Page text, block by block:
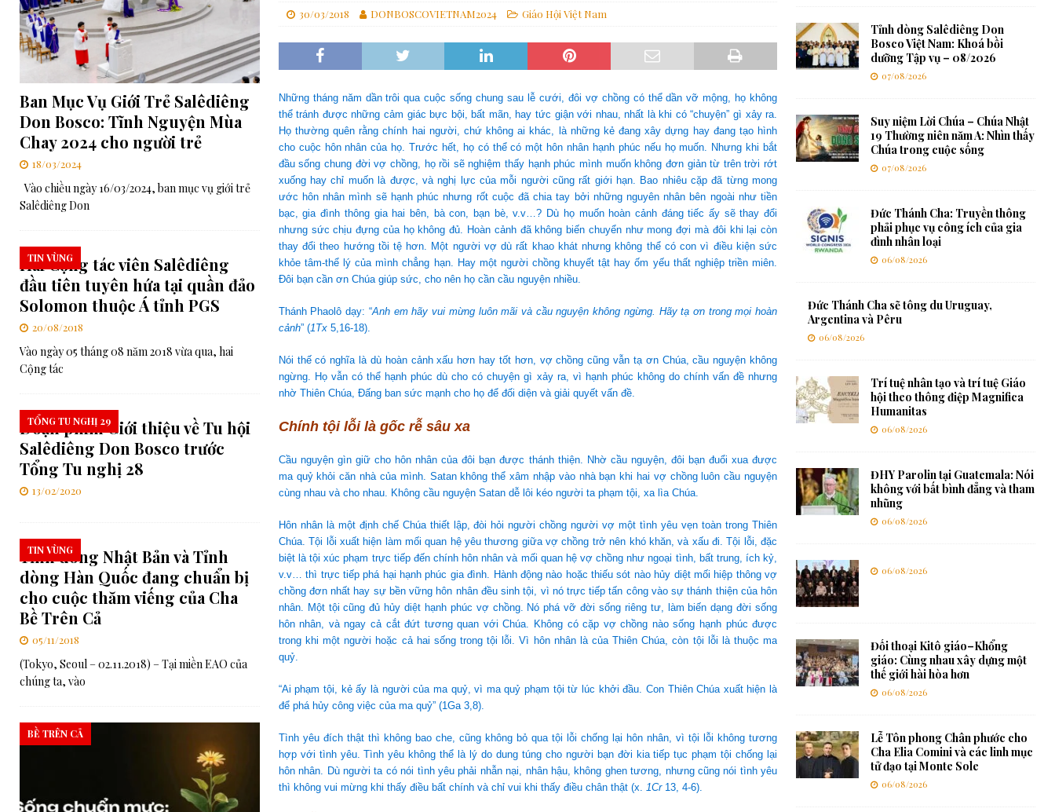
[ 06/08/2026 ] Đối thoại Kitô giáo–Khổng giáo: Cùng nhau xây dựng một thế giới hài hòa hơn GIÁO HỘI
[ 06/08/2026 ] Lễ Tôn phong Chân phước cho Cha Elia Comini và các linh mục tử đạo tại Monte Sole TIN SDB
[ 07/08/2026 ] RMG – Công Báo Ban Tổng Cố Vấn Số 448: Những Gợi Ý Của Cha Bề Trên Cả Về Việc “Suy Nghĩ Theo Thánh ý Của Thiên
Chúa” TRUNG ƯƠNG
30/03/2018 DONBOSCOVIETNAM2024 Giáo Hội Việt Nam
Những tháng năm dần trôi qua cuộc sống chung sau lễ cưới, đôi vợ chồng có thể dần vỡ mộng, họ không
thể tránh được những cảm giác bực bội, bất mãn, hay tức giận với nhau, nhất là khi có “chuyện” gì xảy ra.
Họ thường quên rằng chính hai người, chứ không ai khác, là những kẻ đang xây dựng hay đang tạo hình
cho cuộc hôn nhân của họ. Trước hết, họ có thể có một hôn nhân hạnh phúc nếu họ muốn. Nhưng khi bắt
đầu sống chung đời vợ chồng, họ rồi sẽ nghiệm thấy hạnh phúc mình muốn không đơn giản từ trên trời rớt
xuống hay chỉ muốn là được, và nghị lực của mỗi người cũng rất giới hạn. Bao nhiêu cặp đã từng mong
ước hôn nhân mình sẽ hạnh phúc nhưng rốt cuộc đã chia tay bởi những nguyên nhân bên ngoài như tiền
bạc, gia đình thông gia hai bên, bà con, bạn bè, v.v…? Dù họ muốn hoàn cảnh đáng tiếc ấy sẽ thay đổi
nhưng sức chịu đựng của họ không đủ. Hoàn cảnh đã không biến chuyển như mong đợi mà đôi khi lại còn
thay đổi theo hướng tồi tệ hơn. Một người vợ dù rất khao khát nhưng không thể có con vì điều kiện sức
khỏe tâm-thể lý của mình chẳng hạn. Hay một người chồng khuyết tật hay ốm yếu thất nghiệp triền miên.
Đôi bạn cần ơn Chúa giúp sức, cho nên họ cần cầu nguyện nhiều.
Thánh Phaolô dạy: “Anh em hãy vui mừng luôn mãi và cầu nguyện không ngừng. Hãy tạ ơn trong mọi hoàn
cảnh” (1Tx5,16-18).
Nói thế có nghĩa là dù hoàn cảnh xấu hơn hay tốt hơn, vợ chồng cũng vẫn tạ ơn Chúa, cầu nguyện không
ngừng. Họ vẫn có thể hạnh phúc dù cho có chuyện gì xảy ra, vì hạnh phúc không do chính vấn đề nhưng
nhờ Thiên Chúa, Đấng ban sức mạnh cho họ để đối diện và giải quyết vấn đề.
Chính tội lỗi là gốc rễ sâu xa
Cầu nguyện gìn giữ cho hôn nhân của đôi bạn được thánh thiện. Nhờ cầu nguyện, đôi bạn đuổi xua được
ma quỷ khỏi căn nhà của mình. Satan không thể xâm nhập vào nhà bạn khi hai vợ chồng luôn cầu nguyện
cùng nhau và cho nhau. Không cầu nguyện Satan dễ lôi kéo người ta phạm tội, xa lìa Chúa.
Hôn nhân là một định chế Chúa thiết lập, đòi hỏi người chồng người vợ một tình yêu vẹn toàn trong Thiên
Chúa. Tội lỗi xuất hiện làm mối quan hệ yêu thương giữa vợ chồng trở nên khó khăn, và xấu đi. Tội lỗi, đặc
biệt là tội xúc phạm trực tiếp đến chính hôn nhân và mối quan hệ vợ chồng như ngoại tình, bất trung, ích kỷ,
v.v… thì trực tiếp phá hại hạnh phúc gia đình. Hành động nào hoặc thiếu sót nào hủy diệt mối hiệp thông vợ
chồng đơn nhất hay sự bền vững hôn nhân đều sinh tội, vì nó trực tiếp tấn công vào sự thánh thiện của hôn
nhân. Một tội cũng đủ hủy diệt hạnh phúc vợ chồng. Nó phá vỡ đời sống riêng tư, làm biến dạng đời sống
hôn nhân, và ngay cả cắt đứt tương quan với Chúa. Không có cặp vợ chồng nào sống hạnh phúc được
trong khi một người hoặc cả hai sống trong tội lỗi. Vì hôn nhân là của Thiên Chúa, còn tội lỗi là thuộc ma
quỷ.
“Ai phạm tội, kẻ ấy là người của ma quỷ, vì ma quỷ phạm tội từ lúc khởi đầu. Con Thiên Chúa xuất hiện là
để phá hủy công việc của ma quỷ” (1Ga 3,8).
Tình yêu đích thật thì không bao che, cũng không bỏ qua tội lỗi chống lại hôn nhân, vì tội lỗi không tương
hợp với tình yêu. Tình yêu không thể là lý do dung túng cho người bạn đời kia tiếp tục phạm tội chống lại
hôn nhân. Dù người ta có nói tình yêu phải nhẫn nại, nhân hậu, không ghen tương, nhưng cũng nói tình yêu
thì không vui mừng khi thấy điều bất chính và chỉ vui khi thấy điều chân thật (x. 1Cr13, 4-6).
Ban Mục Vụ Giới Trẻ Salêdiêng
Don Bosco: Tĩnh Nguyện Mùa
Chay 2024 cho người trẻ
18/03/2024
Vào chiều ngày 16/03/2024, ban mục vụ giới trẻ
Salêdiêng Don
Hai Cộng tác viên Salêdiêng
đầu tiên tuyên hứa tại quần đảo
Solomon thuộc Á tỉnh PGS
TIN VÙNG
20/08/2018
Vào ngày 05 tháng 08 năm 2018 vừa qua, hai
Cộng tác
Đoạn phim Giới thiệu về Tu hội
Salêdiêng Don Bosco trước
Tổng Tu nghị 28
TỔNG TU NGHỊ 29
13/02/2020
Tỉnh dòng Nhật Bản và Tỉnh
dòng Hàn Quốc đang chuẩn bị
cho cuộc thăm viếng của Cha
Bề Trên Cả
TIN VÙNG
05/11/2018
(Tokyo, Seoul – 02.11.2018) – Tại miền EAO của
chúng ta, vào
BỀ TRÊN CẢ
Tỉnh dòng Salêdiêng Don
Bosco Việt Nam: Khoá bồi
dưỡng Tập vụ – 08/2026
07/08/2026
Suy niệm Lời Chúa – Chúa Nhật
19 Thường niên năm A: Nhìn thấy
Chúa trong cuộc sống
07/08/2026
Đức Thánh Cha: Truyền thông
phải phục vụ công ích của gia
đình nhân loại
06/08/2026
Đức Thánh Cha sẽ tông du Uruguay,
Argentina và Pêru
06/08/2026
Trí tuệ nhân tạo và trí tuệ Giáo
hội theo thông điệp Magnifica
Humanitas
06/08/2026
ĐHY Parolin tại Guatemala: Nói
không với bất bình đẳng và tham
nhũng
06/08/2026
06/08/2026
Đối thoại Kitô giáo–Khổng
giáo: Cùng nhau xây dựng một
thế giới hài hòa hơn
06/08/2026
Lễ Tôn phong Chân phước cho
Cha Elia Comini và các linh mục
tử đạo tại Monte Sole
06/08/2026